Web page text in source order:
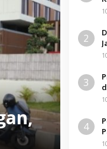
2
3
4